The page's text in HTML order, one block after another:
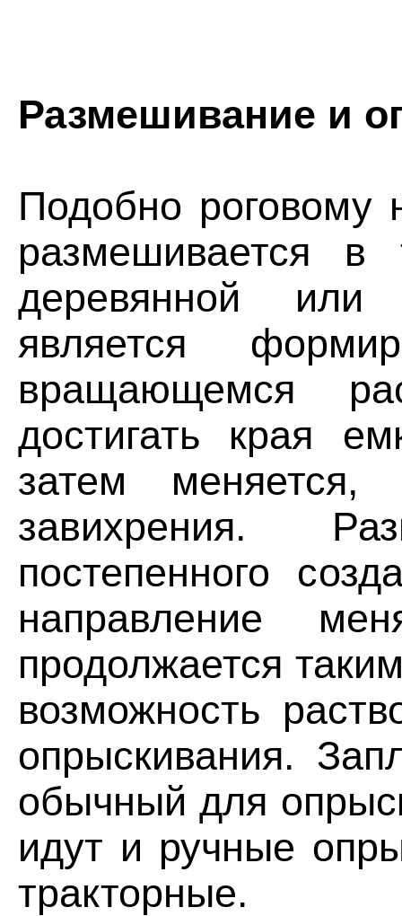
Размешивание и
Подобно роговому
размешивается в
деревянной или
является
вращающемся
достигать края
затем меняется,
завихрения.
постепенного
направление
продолжается
возможность
опрыскивания.
обычный для
идут и ручные
тракторные.